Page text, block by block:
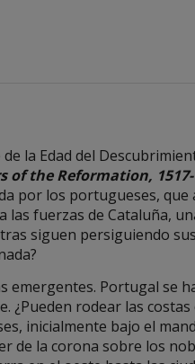
la Edad del
of the Reformation,
por los portugueses, que
fuerzas de Cataluña,
siguen persiguiendo
Portugal se
rodear las
inicialmente bajo el
la corona sobre los